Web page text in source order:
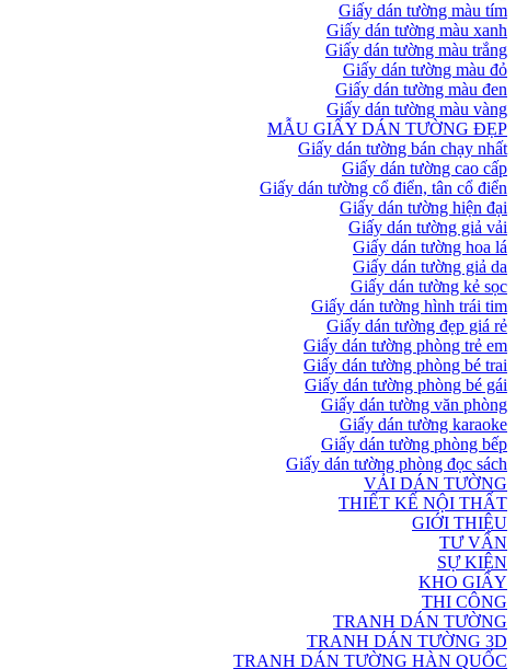
Giấy dán tường màu tím
Giấy dán tường màu xanh
Giấy dán tường màu trắng
Giấy dán tường màu đỏ
Giấy dán tường màu đen
Giấy dán tường màu vàng
MẪU GIẤY DÁN TƯỜNG ĐẸP
Giấy dán tường bán chạy nhất
Giấy dán tường cao cấp
Giấy dán tường cổ điển, tân cổ điển
Giấy dán tường hiện đại
Giấy dán tường giả vải
Giấy dán tường hoa lá
Giấy dán tường giả da
Giấy dán tường kẻ sọc
Giấy dán tường hình trái tim
Giấy dán tường đẹp giá rẻ
Giấy dán tường phòng trẻ em
Giấy dán tường phòng bé trai
Giấy dán tường phòng bé gái
Giấy dán tường văn phòng
Giấy dán tường karaoke
Giấy dán tường phòng bếp
Giấy dán tường phòng đọc sách
VẢI DÁN TƯỜNG
THIẾT KẾ NỘI THẤT
GIỚI THIỆU
TƯ VẤN
SỰ KIỆN
KHO GIẤY
THI CÔNG
TRANH DÁN TƯỜNG
TRANH DÁN TƯỜNG 3D
TRANH DÁN TƯỜNG HÀN QUỐC